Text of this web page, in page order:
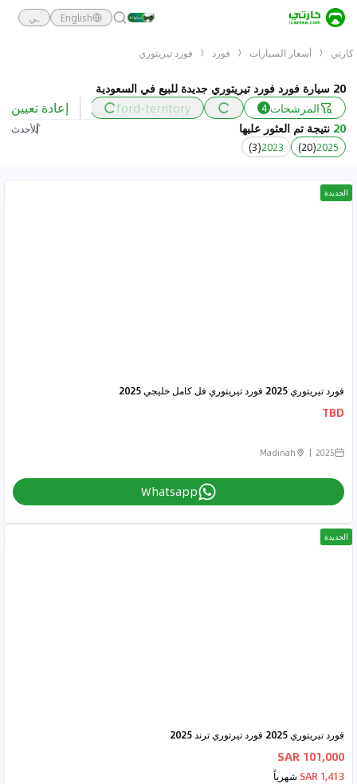
English ـي
كارتي أسعار السيارات فورد فورد تيريتوري
20 سيارة فورد فورد تيريتوري جديدة للبيع في السعودية
المرشحات 4
ford-territory السعر
إعادة تعيين
20 نتيجة تم العثور عليها
الأحدث
2025
(
20
)
2023
(
3
)
الجديدة
فورد تيريتوري 2025 فورد تيريتوري فل كامل خليجي 2025
TBD
2025
Madinah
Whatsapp
الجديدة
فورد تيريتوري 2025 فورد تيرتوري ترند 2025
101,000 SAR
1,413 SAR شهرياً